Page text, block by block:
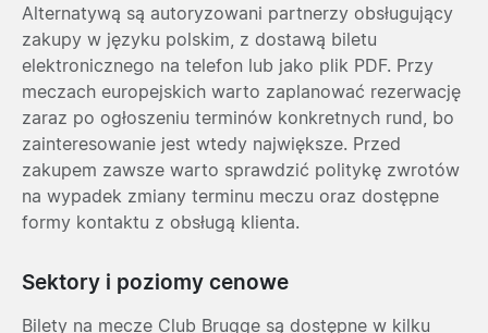
Alternatywą są autoryzowani partnerzy obsługujący
zakupy w języku polskim, z dostawą biletu
elektronicznego na telefon lub jako plik PDF. Przy
meczach europejskich warto zaplanować rezerwację
zaraz po ogłoszeniu terminów konkretnych rund, bo
zainteresowanie jest wtedy największe. Przed
zakupem zawsze warto sprawdzić politykę zwrotów
na wypadek zmiany terminu meczu oraz dostępne
formy kontaktu z obsługą klienta.
Sektory i poziomy cenowe
Bilety na mecze Club Brugge są dostępne w kilku